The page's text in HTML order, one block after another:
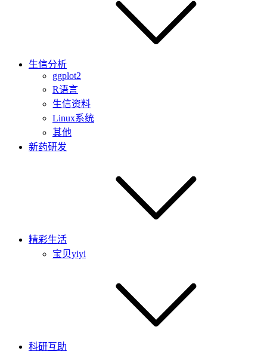
生信分析
ggplot2
R语言
生信资料
Linux系统
其他
新药研发
精彩生活
宝贝yiyi
科研互助